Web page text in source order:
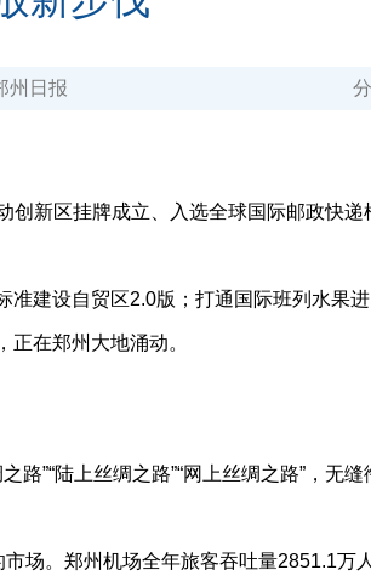
州日报
新区挂牌成立、入选全球国际邮政快
建设自贸区2.0版；打通国际班列水果
在郑州大地涌动。
陆上丝绸之路”“网上丝绸之路”，无缝
。郑州机场全年旅客吞吐量2851.1万